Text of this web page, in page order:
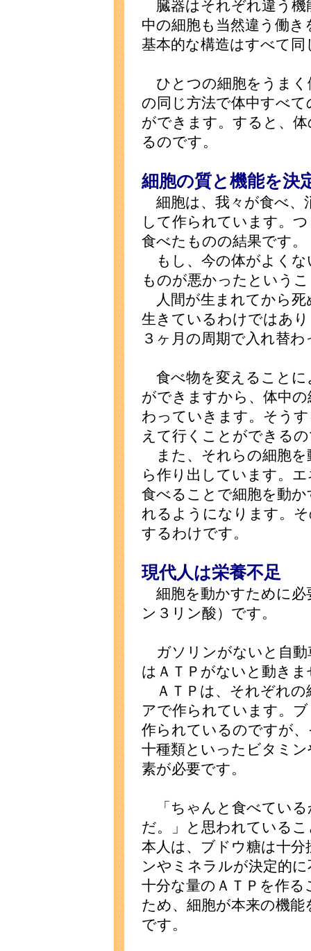
臓器はそれぞれ違う機
中の細胞も当然違う働
基本的な構造はすべて同
ひとつの細胞をうまく
の同じ方法で体中すべ
ができます。すると、
るのです。
細胞の質と機能を決
細胞は、我々が食べ、
して作られています。
食べたものの結果です。
もし、今の体がよくな
ものが悪かったという
人間が生まれてから死
生きているわけではあ
３ヶ月の周期で入れ替
食べ物を変えることに
ができますから、体中
わっていきます。そう
えて行くことができる
また、それらの細胞を
ら作り出しています。
食べることで細胞を動
れるようになります。
するわけです。
現代人は栄養不足
細胞を動かすために必
ン３リン酸）です。
ガソリンがないと自動
はＡＴＰがないと動きま
ＡＴＰは、それぞれの
アで作られています。
作られているのですが
十種類といったビタミ
素が必要です。
「ちゃんと食べている
だ。」と思われている
本人は、ブドウ糖は十
ンやミネラルが決定的
十分な量のＡＴＰを作
ため、細胞が本来の機
です。